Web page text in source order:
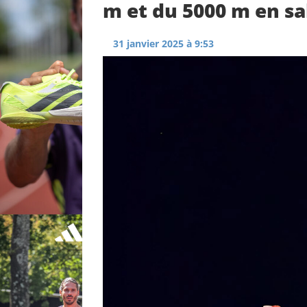
m et du 5000 m en
31 janvier 2025 à 9:53